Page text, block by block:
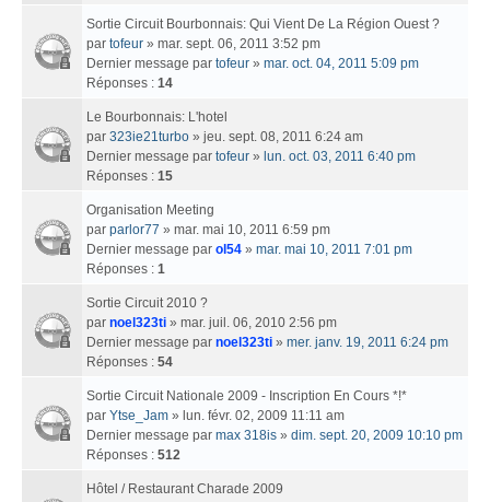
Sortie Circuit Bourbonnais: Qui Vient De La Région Ouest ?
par tofeur » mar. sept. 06, 2011 3:52 pm
Dernier message par tofeur » mar. oct. 04, 2011 5:09 pm
Réponses : 14
Le Bourbonnais: L'hotel
par 323ie21turbo » jeu. sept. 08, 2011 6:24 am
Dernier message par tofeur » lun. oct. 03, 2011 6:40 pm
Réponses : 15
Organisation Meeting
par parlor77 » mar. mai 10, 2011 6:59 pm
Dernier message par ol54 » mar. mai 10, 2011 7:01 pm
Réponses : 1
Sortie Circuit 2010 ?
par noel323ti » mar. juil. 06, 2010 2:56 pm
Dernier message par noel323ti » mer. janv. 19, 2011 6:24 pm
Réponses : 54
Sortie Circuit Nationale 2009 - Inscription En Cours *!*
par Ytse_Jam » lun. févr. 02, 2009 11:11 am
Dernier message par max 318is » dim. sept. 20, 2009 10:10 pm
Réponses : 512
Hôtel / Restaurant Charade 2009